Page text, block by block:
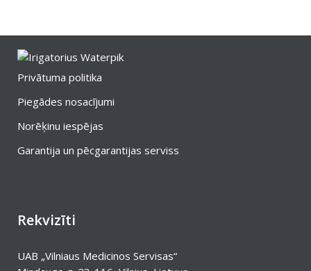
Privātuma politika
Piegādes nosacījumi
Norēķinu iespējas
Garantija un pēcgarantijas serviss
Rekvizīti
UAB „Vilniaus Medicinos Servisas“